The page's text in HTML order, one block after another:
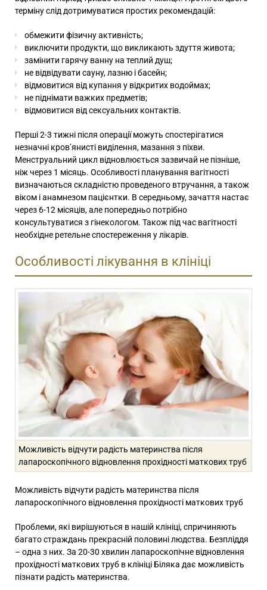
терміну слід дотримуватися простих рекомендацій:
обмежити фізичну активність;
виключити продукти, що викликають здуття живота;
замінити гарячу ванну на теплий душ;
не відвідувати сауну, лазню і басейн;
відмовитися від купання у відкритих водоймах;
не піднімати важких предметів;
відмовитися від сексуальних контактів.
Перші 2-3 тижні після операції можуть спостерігатися
незначні кров’янисті виділення, мазання з піхви.
Менструальний цикл відновлюється зазвичай не пізніше,
ніж через 1 місяць. Особливості планування вагітності
визначаються складністю проведеного втручання, а також
віком і анамнезом пацієнтки. В середньому, зачаття настає
через 6-12 місяців, але попередньо потрібно
консультуватися з гінекологом. Також під час вагітності
необхідне ретельне спостереження у лікарів.
Особливості лікування в клініці
Можливість відчути радість материнства після
лапароскопічного відновлення прохідності маткових труб
Можливість відчути радість материнства після
лапароскопічного відновлення прохідності маткових труб
Проблеми, які вирішуються в нашій клініці, спричиняють
багато страждань прекрасній половині людства. Безпліддя
– одна з них. За 20-30 хвилин лапароскопічне відновлення
прохідності маткових труб в клініці Біляка дає можливість
пізнати радість материнства.